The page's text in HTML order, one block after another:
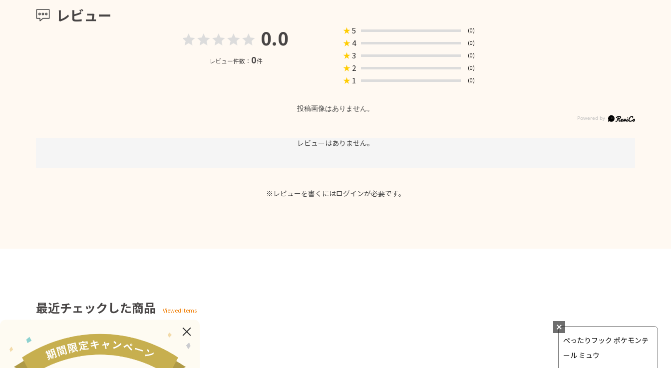
レビュー
0.0
レビュー件数： 0件
★5 (0)
★4 (0)
★3 (0)
★ 2 (0)
★ 1 (0)
投稿画像はありません。
レビューはありません。
※レビューを書くにはログインが必要です。
最近チェックした商品
ぺったりフック ポケモンテ
ール ミュウ